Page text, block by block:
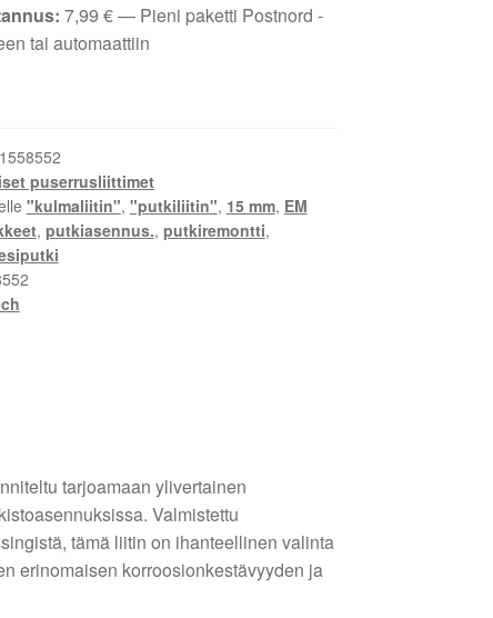
7,99 €— Pieni paketti Postnord -
tai automaattiin
1558552
puserrusliittimet
"kulmaliitin", "putkiliitin", 15 mm, EM
, putkiasennus., putkiremontti,
tarjoamaan ylivertainen
Valmistettu
tämä liitin on ihanteellinen valinta
erinomaisen korroosionkestävyyden ja